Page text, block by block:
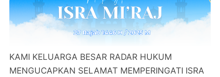
KAMI KELUARGA BESAR RADAR HUKUM
MENGUCAPKAN SELAMAT MEMPERINGATI ISRA